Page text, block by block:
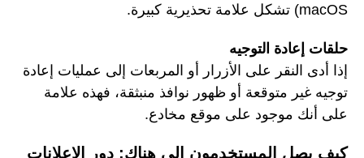
macOS) تشكل علامة تحذيرية كبيرة.
حلقات إعادة التوجيه
إذا أدى النقر على الأزرار أو المربعات إلى عمليات إعادة
توجيه غير متوقعة أو ظهور نوافذ منبثقة، فهذه علامة
على أنك موجود على موقع مخادع.
كيف يصل المستخدمون إلى هناك: دور الإعلانات